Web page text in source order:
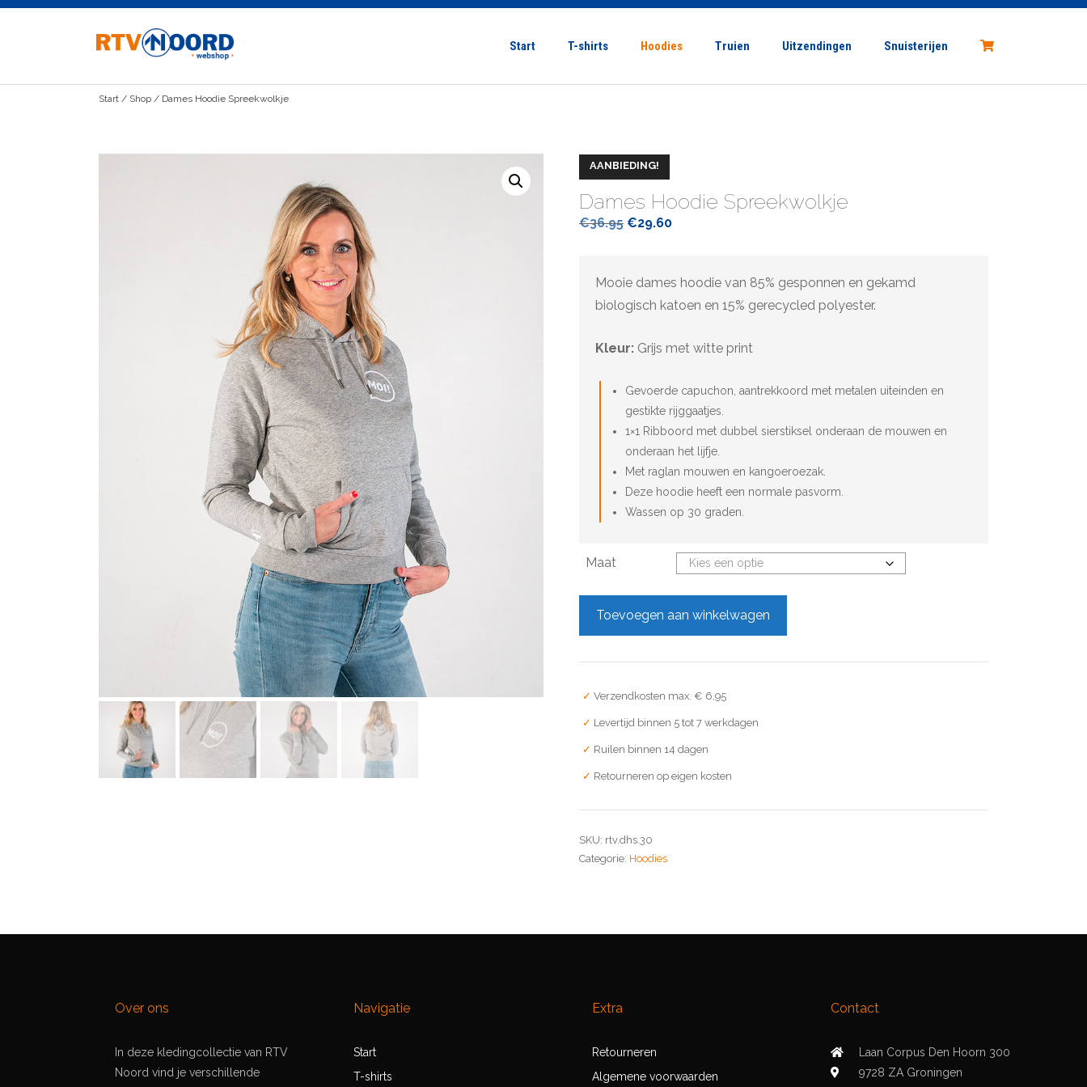
inhoud
Start T-shirts Hoodies Truien Uitzendingen Snuisterijen
Start / Shop / Dames Hoodie Spreekwolkje
AANBIEDING!
Dames Hoodie Spreekwolkje
€36.95 Oorspronkelijke
€36.95.
€29.60Huidige
€29.60.
Mooie dames hoodie van 85% gesponnen en gekamd
biologisch katoen en 15% gerecycled polyester.
Kleur: Grijs met witte print
Gevoerde capuchon, aantrekkoord met metalen uiteinden en
gestikte rijggaatjes.
1×1 Ribboord met dubbel sierstiksel onderaan de mouwen en
onderaan het lijfje.
Met raglan mouwen en kangoeroezak.
Deze hoodie heeft een normale pasvorm.
Wassen op 30 graden.
Maat
Toevoegen aan winkelwagen
Verzendkosten max. € 6,95
Levertijd binnen 5 tot 7 werkdagen
Ruilen binnen 14 dagen
Retourneren op eigen kosten
SKU: rtv.dhs.30
Categorie: Hoodies
Over ons
In deze kledingcollectie van RTV
Noord vind je verschillende
Navigatie
Start
T-shirts
Extra
Retourneren
Algemene voorwaarden
Contact
Laan Corpus Den Hoorn 300
9728 ZA Groningen